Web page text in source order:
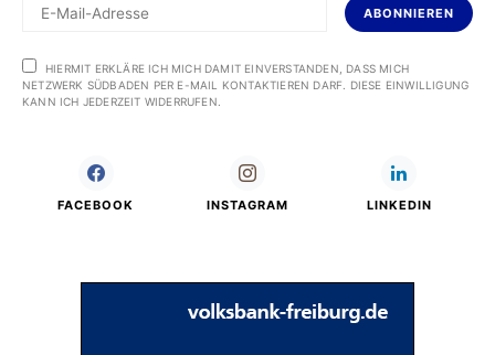
ABONNIEREN
HIERMIT ERKLÄRE ICH MICH DAMIT EINVERSTANDEN, DASS MICH
NETZWERK SÜDBADEN PER E-MAIL KONTAKTIEREN DARF. DIESE EINWILLIGUNG
KANN ICH JEDERZEIT WIDERRUFEN.
FACEBOOK INSTAGRAM LINKEDIN